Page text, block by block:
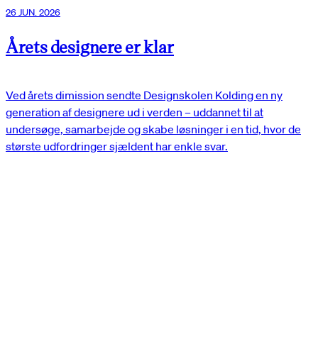
26 JUN. 2026
Årets designere er klar
Ved årets dimission sendte Designskolen Kolding en ny
generation af designere ud i verden – uddannet til at
undersøge, samarbejde og skabe løsninger i en tid, hvor de
største udfordringer sjældent har enkle svar.